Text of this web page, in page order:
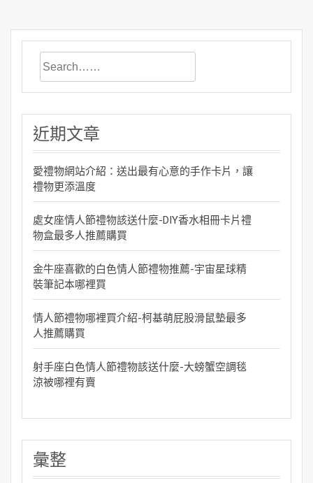
近期文章
愛禮物網站介紹：送出最有心意的手作卡片，讓
禮物更添溫度
處女座情人節禮物該送什麼-DIY香水相冊卡片禮
物盒最多人推薦購買
金牛座喜歡的白色情人節禮物推薦-宇宙星球精
裝筆記本哪裡買
情人節禮物哪裡買介紹-柯基萌屁股滑鼠墊最多
人推薦購買
射手座白色情人節禮物該送什麼-大螃蟹空調毯
涼被哪裡有賣
彙整